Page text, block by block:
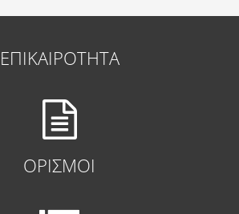
ΕΠΙΚΑΙΡΟΤΗΤΑ
ΟΡΙΣΜΟΙ